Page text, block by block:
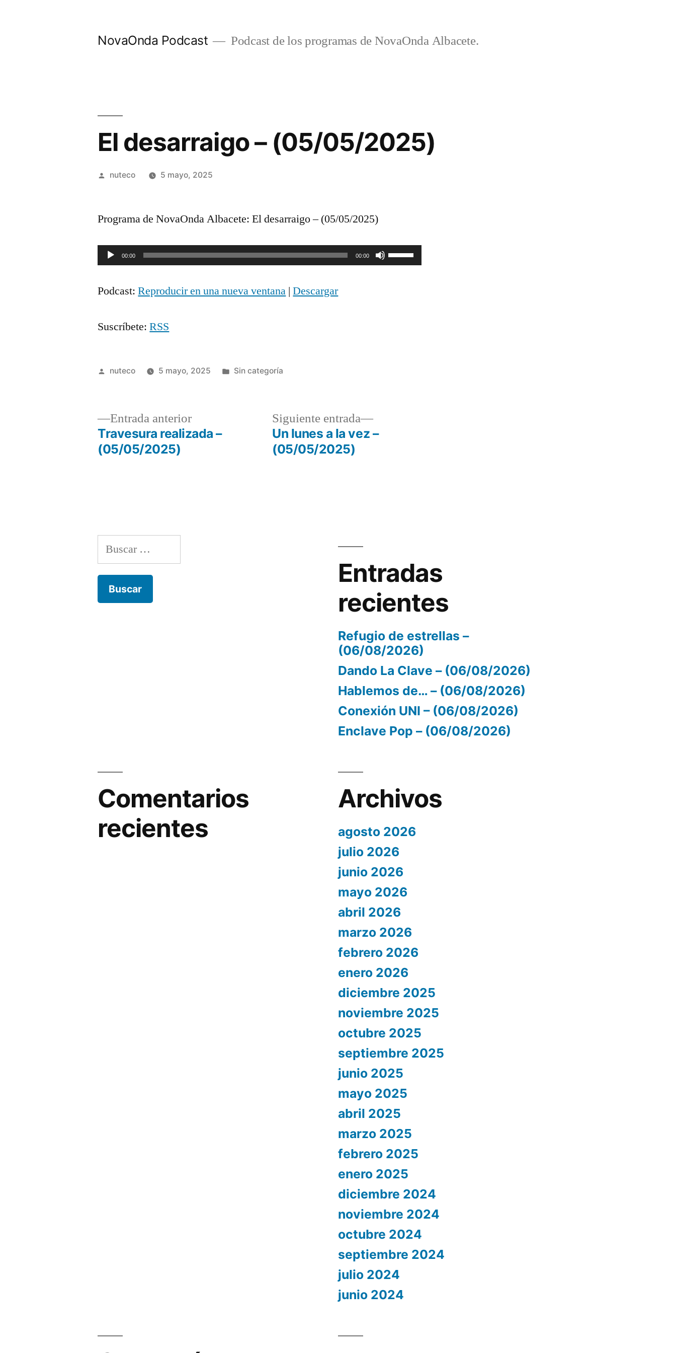
NovaOnda Podcast Podcast de los programas de NovaOnda Albacete.
El desarraigo – (05/05/2025)
Publicada
nuteco 5 mayo, 2025
Programa de NovaOnda Albacete: El desarraigo – (05/05/2025)
Reproductor
audio
00:00 00:00
Utiliza
Podcast:Reproducir en una nueva ventana |Descargar
Suscríbete:RSS
Publicada
nuteco 5 mayo, 2025
Publicada
Sin categoría
Navegación
Entrada anteriorEntrada
anterior:
Travesura realizada –
(05/05/2025)
Siguiente entrada
Siguiente
entrada:
Un lunes a la vez –
(05/05/2025)
Buscar:
Entradas
recientes
Refugio de estrellas –
(06/08/2026)
Dando La Clave – (06/08/2026)
Hablemos de… – (06/08/2026)
Conexión UNI – (06/08/2026)
Enclave Pop – (06/08/2026)
Comentarios
recientes
Archivos
agosto 2026
julio 2026
junio 2026
mayo 2026
abril 2026
marzo 2026
febrero 2026
enero 2026
diciembre 2025
noviembre 2025
octubre 2025
septiembre 2025
junio 2025
mayo 2025
abril 2025
marzo 2025
febrero 2025
enero 2025
diciembre 2024
noviembre 2024
octubre 2024
septiembre 2024
julio 2024
junio 2024